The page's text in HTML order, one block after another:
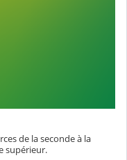
de la seconde à la
supérieur.